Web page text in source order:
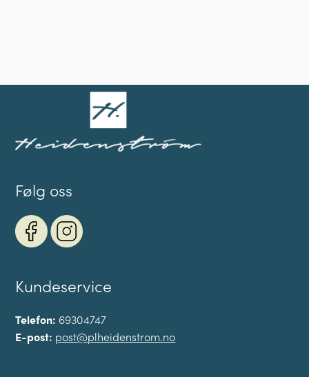
Følg oss
Kundeservice
Telefon: 69304747
E-post: post@plheidenstrom.no